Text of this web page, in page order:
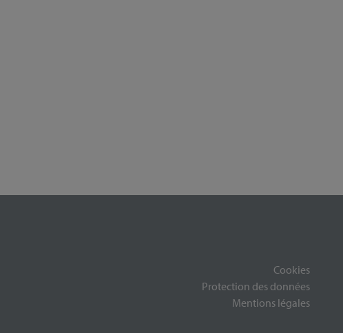
Cookies
Protection des données
Mentions légales